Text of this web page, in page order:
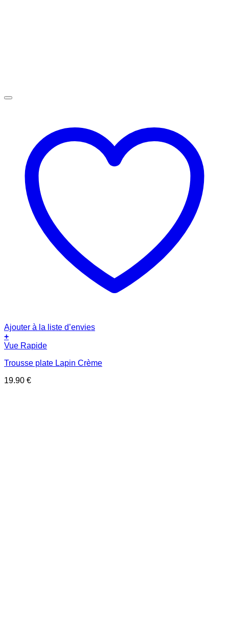
Ajouter à la liste d’envies
+
Vue Rapide
Trousse plate Lapin Crème
19.90 €